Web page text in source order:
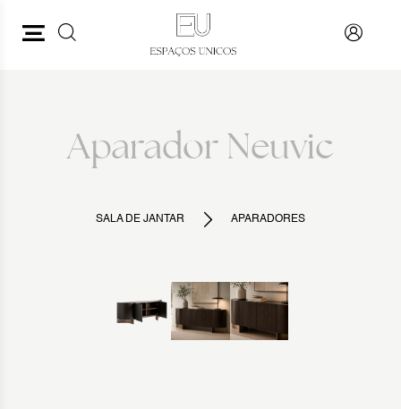
Aparador Neuvic
SALA DE JANTAR APARADORES
PESQUISAR